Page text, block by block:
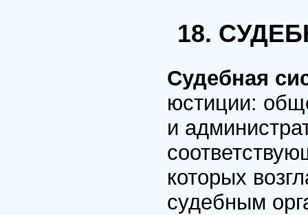
18.
Судебная
юстиции:
и
которых
судебным